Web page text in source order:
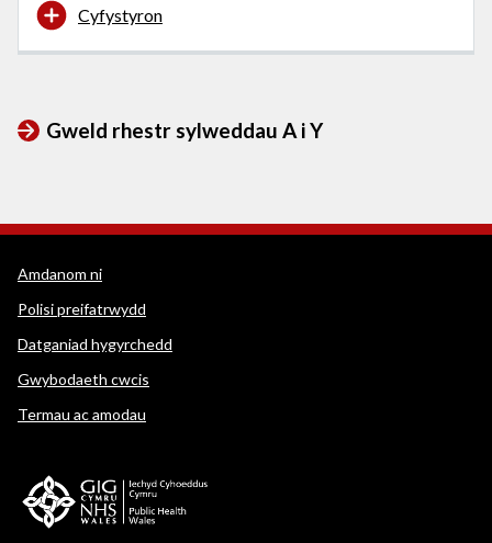
Cyfystyron
Gweld rhestr sylweddau A i Y
Dolenni cymorth WEDINOS
Amdanom ni
Polisi preifatrwydd
Datganiad hygyrchedd
Gwybodaeth cwcis
Termau ac amodau